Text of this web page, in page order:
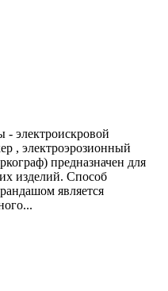
электроискровой
, электроэрозионный
предназначен для
изделий. Способ
является